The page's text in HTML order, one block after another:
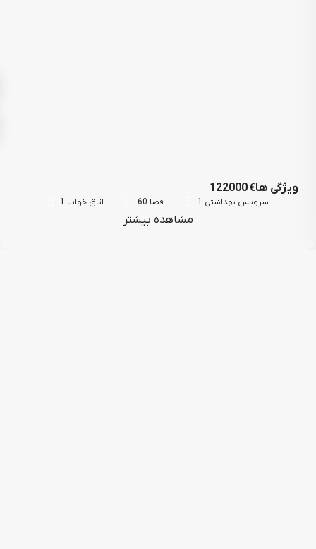
ویژگی ها122000 €
اتاق خواب 1 فضا 60 سرویس بهداشتی 1
مشاهده بیشتر